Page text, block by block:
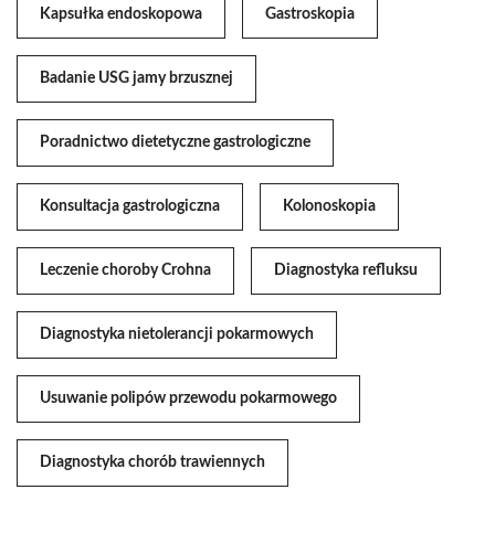
Kapsułka endoskopowa Gastroskopia
Badanie USG jamy brzusznej
Poradnictwo dietetyczne gastrologiczne
Konsultacja gastrologiczna Kolonoskopia
Leczenie choroby Crohna Diagnostyka refluksu
Diagnostyka nietolerancji pokarmowych
Usuwanie polipów przewodu pokarmowego
Diagnostyka chorób trawiennych